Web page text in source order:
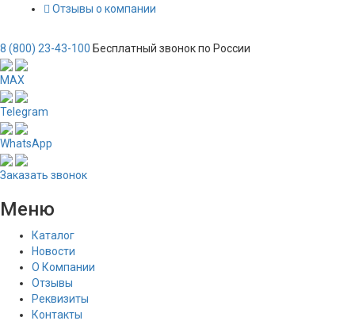
Отзывы о компании
8 (800) 23-43-100 Бесплатный звонок по России
MAX
Telegram
WhatsApp
Заказать звонок
Меню
Каталог
Новости
О Компании
Отзывы
Реквизиты
Контакты